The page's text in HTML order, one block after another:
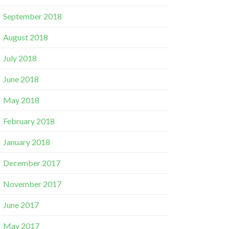
September 2018
August 2018
July 2018
June 2018
May 2018
February 2018
January 2018
December 2017
November 2017
June 2017
May 2017